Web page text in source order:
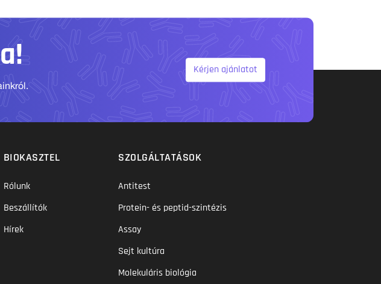
Kérjen ajánlatot
BIOKASZTEL
Rólunk
Beszállítók
Hírek
SZOLGÁLTATÁSOK
Antitest
Protein- és peptid-szintézis
Assay
Sejt kultúra
Molekuláris biológia